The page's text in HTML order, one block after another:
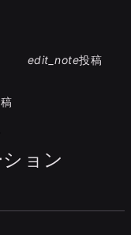
edit_note投稿
ョン